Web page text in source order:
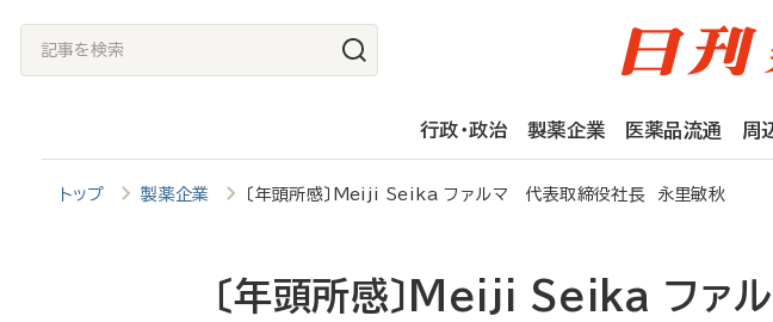
記
事
検
行政・政治 製薬企業 医薬品流通 周
トップ 製薬企業 〔年頭所感〕Meiji Seika ファルマ 代表取締役社長 永里敏秋
〔年頭所感〕Meiji Seika ファ